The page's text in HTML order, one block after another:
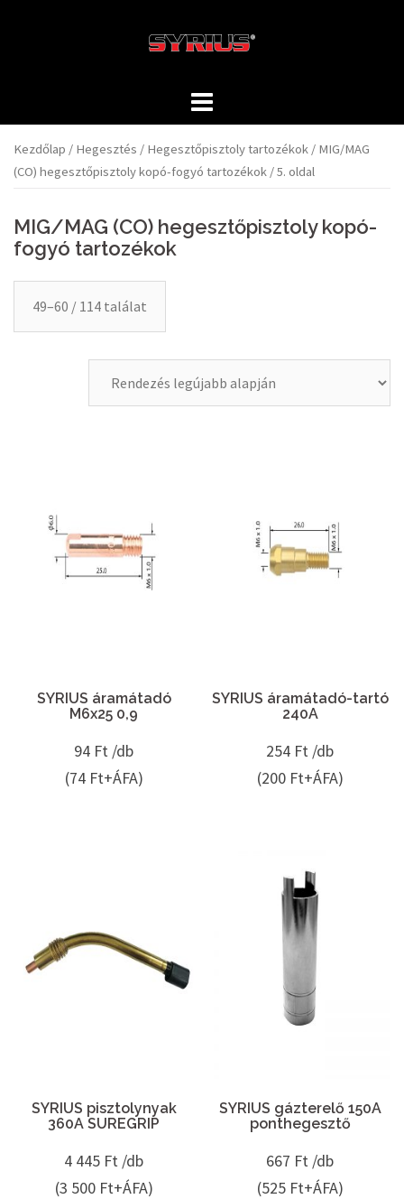
Kezdőlap / Hegesztés / Hegesztőpisztoly tartozékok / MIG/MAG
(CO) hegesztőpisztoly kopó-fogyó tartozékok / 5. oldal
MIG/MAG (CO) hegesztőpisztoly kopó-
fogyó tartozékok
49–60 / 114 találat
SYRIUS áramátadó
M6x25 0,9
94 Ft /db
(74 Ft+ÁFA)
SYRIUS áramátadó-tartó
240A
254 Ft /db
(200 Ft+ÁFA)
SYRIUS pisztolynyak
360A SUREGRIP
4 445 Ft /db
(3 500 Ft+ÁFA)
SYRIUS gázterelő 150A
ponthegesztő
667 Ft /db
(525 Ft+ÁFA)